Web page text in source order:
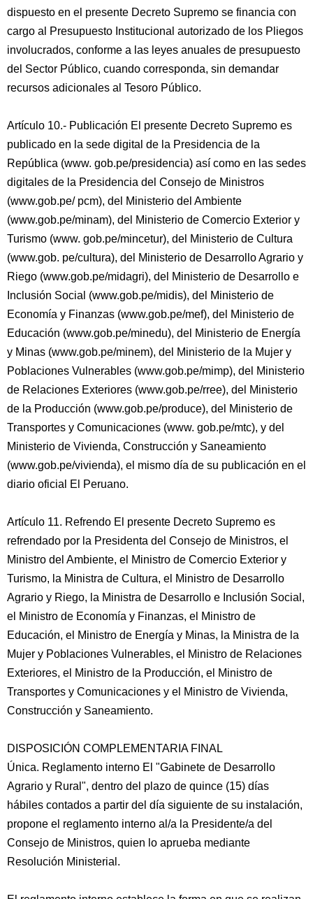
dispuesto en el presente Decreto Supremo se financia con
cargo al Presupuesto Institucional autorizado de los Pliegos
involucrados, conforme a las leyes anuales de presupuesto
del Sector Público, cuando corresponda, sin demandar
recursos adicionales al Tesoro Público.
Artículo 10.- Publicación El presente Decreto Supremo es
publicado en la sede digital de la Presidencia de la
República (www. gob.pe/presidencia) así como en las sedes
digitales de la Presidencia del Consejo de Ministros
(www.gob.pe/ pcm), del Ministerio del Ambiente
(www.gob.pe/minam), del Ministerio de Comercio Exterior y
Turismo (www. gob.pe/mincetur), del Ministerio de Cultura
(www.gob. pe/cultura), del Ministerio de Desarrollo Agrario y
Riego (www.gob.pe/midagri), del Ministerio de Desarrollo e
Inclusión Social (www.gob.pe/midis), del Ministerio de
Economía y Finanzas (www.gob.pe/mef), del Ministerio de
Educación (www.gob.pe/minedu), del Ministerio de Energía
y Minas (www.gob.pe/minem), del Ministerio de la Mujer y
Poblaciones Vulnerables (www.gob.pe/mimp), del Ministerio
de Relaciones Exteriores (www.gob.pe/rree), del Ministerio
de la Producción (www.gob.pe/produce), del Ministerio de
Transportes y Comunicaciones (www. gob.pe/mtc), y del
Ministerio de Vivienda, Construcción y Saneamiento
(www.gob.pe/vivienda), el mismo día de su publicación en el
diario oficial El Peruano.
Artículo 11. Refrendo El presente Decreto Supremo es
refrendado por la Presidenta del Consejo de Ministros, el
Ministro del Ambiente, el Ministro de Comercio Exterior y
Turismo, la Ministra de Cultura, el Ministro de Desarrollo
Agrario y Riego, la Ministra de Desarrollo e Inclusión Social,
el Ministro de Economía y Finanzas, el Ministro de
Educación, el Ministro de Energía y Minas, la Ministra de la
Mujer y Poblaciones Vulnerables, el Ministro de Relaciones
Exteriores, el Ministro de la Producción, el Ministro de
Transportes y Comunicaciones y el Ministro de Vivienda,
Construcción y Saneamiento.
DISPOSICIÓN COMPLEMENTARIA FINAL
Única. Reglamento interno El "Gabinete de Desarrollo
Agrario y Rural", dentro del plazo de quince (15) días
hábiles contados a partir del día siguiente de su instalación,
propone el reglamento interno al/a la Presidente/a del
Consejo de Ministros, quien lo aprueba mediante
Resolución Ministerial.